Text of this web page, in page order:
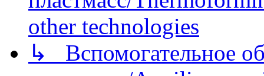
other technologies
↳ Вспомогательное